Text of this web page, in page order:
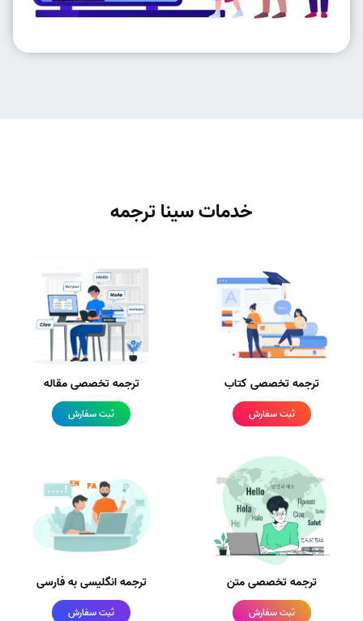
خدمات سینا ترجمه
ترجمه تخصصی کتاب
ثبت سفارش
ترجمه تخصصی مقاله
ثبت سفارش
ترجمه تخصصی متن
ثبت سفارش
ترجمه انگلیسی به فارسی
ثبت سفارش